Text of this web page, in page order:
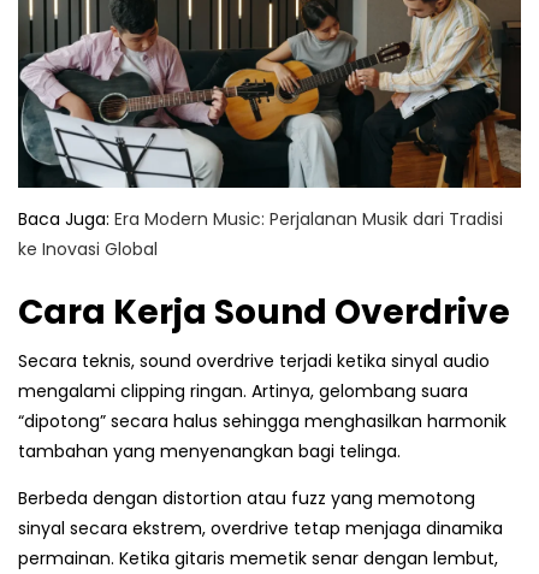
Baca Juga: Era Modern Music: Perjalanan Musik dari Tradisi
ke Inovasi Global
Cara Kerja Sound Overdrive
Secara teknis, sound overdrive terjadi ketika sinyal audio
mengalami clipping ringan. Artinya, gelombang suara
“dipotong” secara halus sehingga menghasilkan harmonik
tambahan yang menyenangkan bagi telinga.
Berbeda dengan distortion atau fuzz yang memotong
sinyal secara ekstrem, overdrive tetap menjaga dinamika
permainan. Ketika gitaris memetik senar dengan lembut,